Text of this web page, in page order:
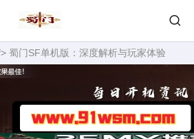
> 蜀门SF单机版：深度解析与玩家体验